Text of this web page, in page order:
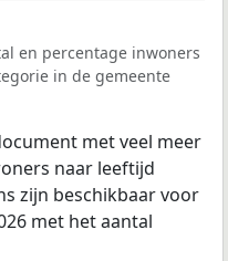
en percentage inwoners
in de gemeente
met veel meer
naar leeftijd
zijn beschikbaar voor
met het aantal